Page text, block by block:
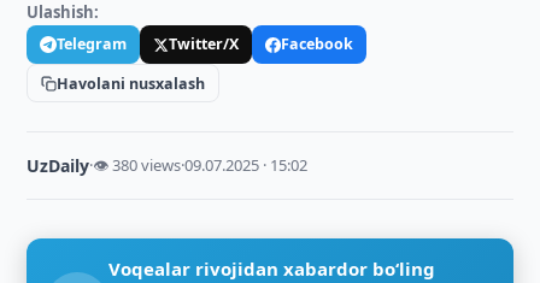
Ulashish:
Telegram Twitter/X
Facebook
Havolani nusxalash
UzDaily·👁 380 views·09.07.2025 · 15:02
Voqealar rivojidan xabardor bo‘ling